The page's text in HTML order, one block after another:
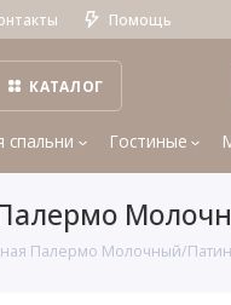
Помощь
КАТАЛОГ
спальни Гостиные
Палермо Молочный/